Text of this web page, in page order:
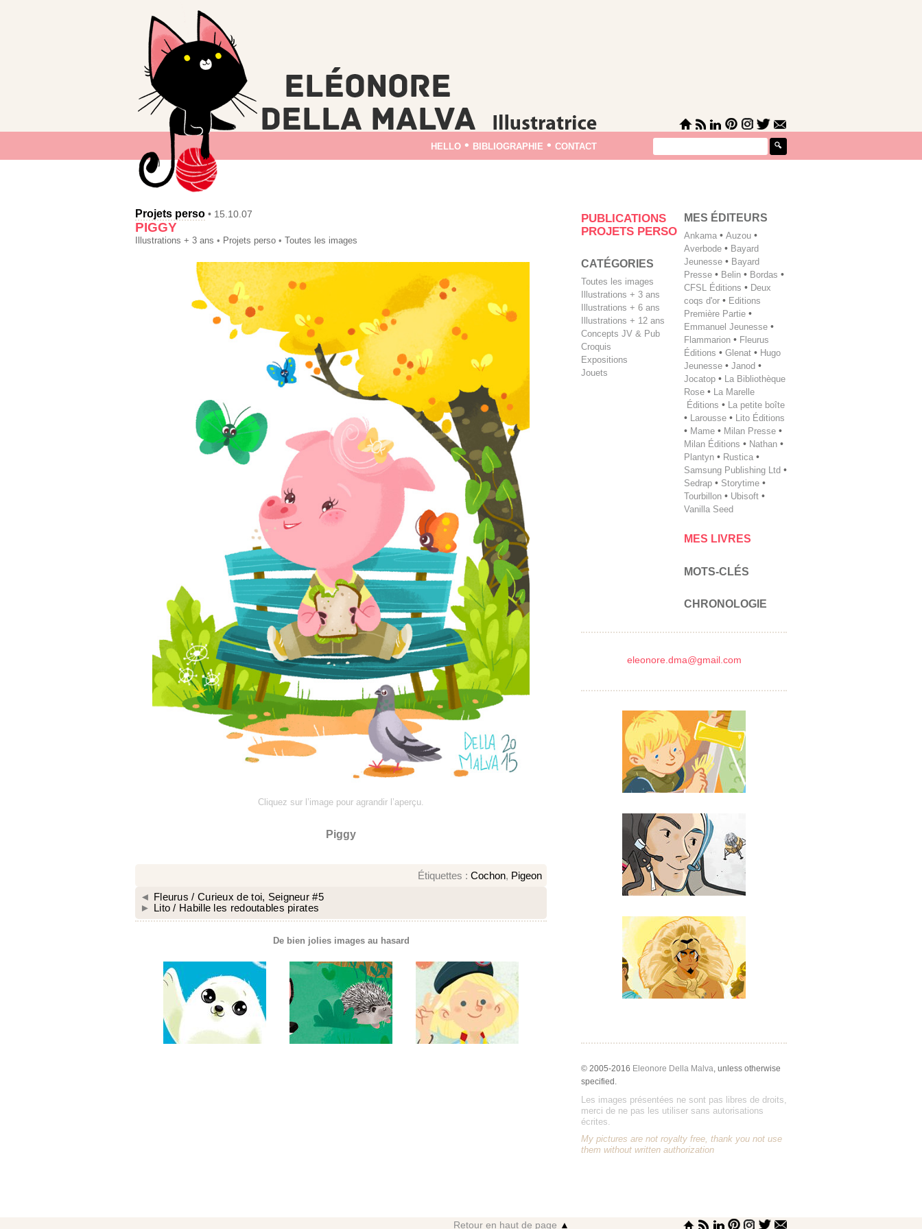
hello • bibliographie • contact
Projets perso • 15.10.07
PIGGY
Illustrations + 3 ans • Projets perso • Toutes les images
Cliquez sur l’image pour agrandir l’aperçu.
Piggy
Étiquettes : Cochon, Pigeon
◄
Fleurus / Curieux de toi, Seigneur #5
►
Lito / Habille les redoutables pirates
De bien jolies images au hasard
PUBLICATIONS
PROJETS PERSO
CATÉGORIES
Toutes les images
Illustrations + 3 ans
Illustrations + 6 ans
Illustrations + 12 ans
Concepts JV & Pub
Croquis
Expositions
Jouets
MES ÉDITEURS
Ankama • Auzou •
Averbode • Bayard
Jeunesse • Bayard
Presse • Belin • Bordas •
CFSL Éditions • Deux
coqs d'or • Editions
Première Partie •
Emmanuel Jeunesse •
Flammarion • Fleurus
Éditions • Glenat • Hugo
Jeunesse • Janod •
Jocatop • La Bibliothèque
Rose • La Marelle
Éditions • La petite boîte
• Larousse • Lito Éditions
• Mame • Milan Presse •
Milan ­Éditions • Nathan •
Plantyn • Rustica •
Samsung Publishing Ltd •
Sedrap • Storytime •
Tourbillon • Ubisoft •
Vanilla Seed
MES LIVRES
MOTS-CLÉS
CHRONOLOGIE
eleonore.dma@gmail.com
© 2005-2016 Eleonore Della Malva , unless otherwise
specified.
Les images présentées ne sont pas libres de droits,
merci de ne pas les utiliser sans autorisations
écrites.
My pictures are not royalty free, thank you not use
them without written authorization
Retour en haut de page ▲